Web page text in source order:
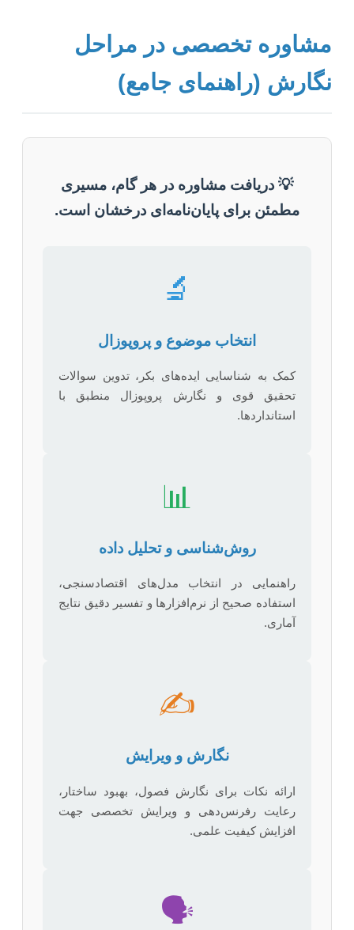
مشاوره تخصصی در مراحل
نگارش (راهنمای جامع)
💡 دریافت مشاوره در هر گام، مسیری
مطمئن برای پایان‌نامه‌ای درخشان است.
🔬
انتخاب موضوع و پروپوزال
کمک به شناسایی ایده‌های بکر، تدوین سوالات
تحقیق قوی و نگارش پروپوزال منطبق با
استانداردها.
📊
روش‌شناسی و تحلیل داده
راهنمایی در انتخاب مدل‌های اقتصادسنجی،
استفاده صحیح از نرم‌افزارها و تفسیر دقیق نتایج
آماری.
✍️
نگارش و ویرایش
ارائه نکات برای نگارش فصول، بهبود ساختار،
رعایت رفرنس‌دهی و ویرایش تخصصی جهت
افزایش کیفیت علمی.
🗣️